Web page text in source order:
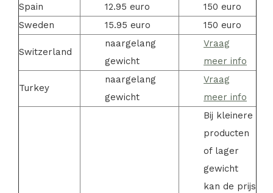
Spain
12.95 euro
150 euro
Sweden
15.95 euro 150 euro
Switzerland
naargelang
gewicht
Vraag
meer info
Turkey
naargelang
gewicht
Vraag
meer info
Bij kleinere
producten
of lager
gewicht
kan de prijs